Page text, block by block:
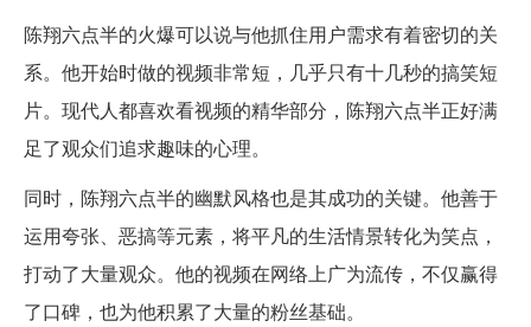
陈翔六点半的火爆可以说与他抓住用户需求有着密切的关
系。他开始时做的视频非常短，几乎只有十几秒的搞笑短
片。现代人都喜欢看视频的精华部分，陈翔六点半正好满
足了观众们追求趣味的心理。
同时，陈翔六点半的幽默风格也是其成功的关键。他善于
运用夸张、恶搞等元素，将平凡的生活情景转化为笑点，
打动了大量观众。他的视频在网络上广为流传，不仅赢得
了口碑，也为他积累了大量的粉丝基础。